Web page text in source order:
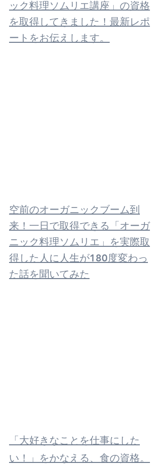
ック料理ソムリエ講座」の資格
を取得してきました！最新レポ
ートをお伝えします。
空前のオーガニックブーム到
来！一日で取得できる「オーガ
ニック料理ソムリエ」を実際取
得した人に人生が180度変わっ
た話を聞いてみた
「大好きなことを仕事にした
い！」をかなえる、食の資格。